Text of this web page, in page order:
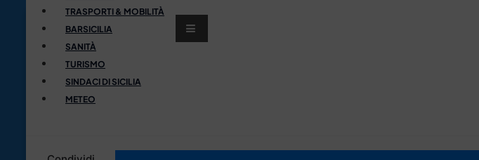
TRASPORTI & MOBILITÀ
BARSICILIA
SANITÀ
TURISMO
SINDACI DI SICILIA
METEO